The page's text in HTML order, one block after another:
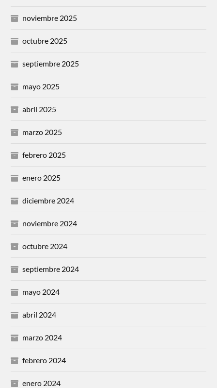
noviembre 2025
octubre 2025
septiembre 2025
mayo 2025
abril 2025
marzo 2025
febrero 2025
enero 2025
diciembre 2024
noviembre 2024
octubre 2024
septiembre 2024
mayo 2024
abril 2024
marzo 2024
febrero 2024
enero 2024